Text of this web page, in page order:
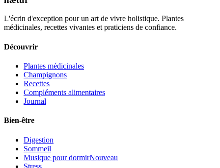
L'écrin d'exception pour un art de vivre holistique. Plantes
médicinales, recettes vivantes et praticiens de confiance.
Découvrir
Plantes médicinales
Champignons
Recettes
Compléments alimentaires
Journal
Bien-être
Digestion
Sommeil
Musique pour dormirNouveau
Stress